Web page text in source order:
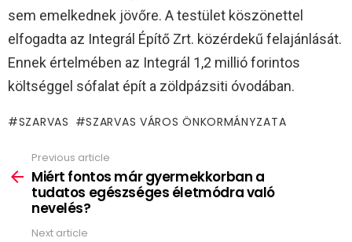
sem emelkednek jövőre. A testület köszönettel
elfogadta az Integrál Építő Zrt. közérdekű felajánlását.
Ennek értelmében az Integrál 1,2 millió forintos
költséggel sófalat épít a zöldpázsiti óvodában.
SZARVAS SZARVAS VÁROS ÖNKORMÁNYZATA
more
Previous article
Miért fontos már gyermekkorban a
tudatos egészséges életmódra való
nevelés?
Next article